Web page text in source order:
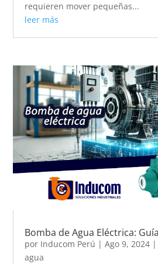
requieren mover pequeñas...
leer más
Bomba de Agua Eléctrica:
por Inducom Perú |Ago 9, 2024 |
agua